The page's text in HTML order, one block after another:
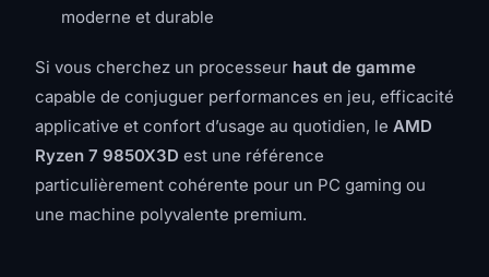
moderne et durable
Si vous cherchez un processeur haut de gamme
capable de conjuguer performances en jeu, efficacité
applicative et confort d’usage au quotidien, le AMD
Ryzen 7 9850X3D est une référence
particulièrement cohérente pour un PC gaming ou
une machine polyvalente premium.